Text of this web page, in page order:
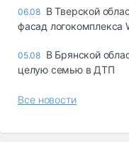
06.08 В Тверской
фасад логокомплекса
05.08 В Брянской
целую семью в ДТП
Все новости